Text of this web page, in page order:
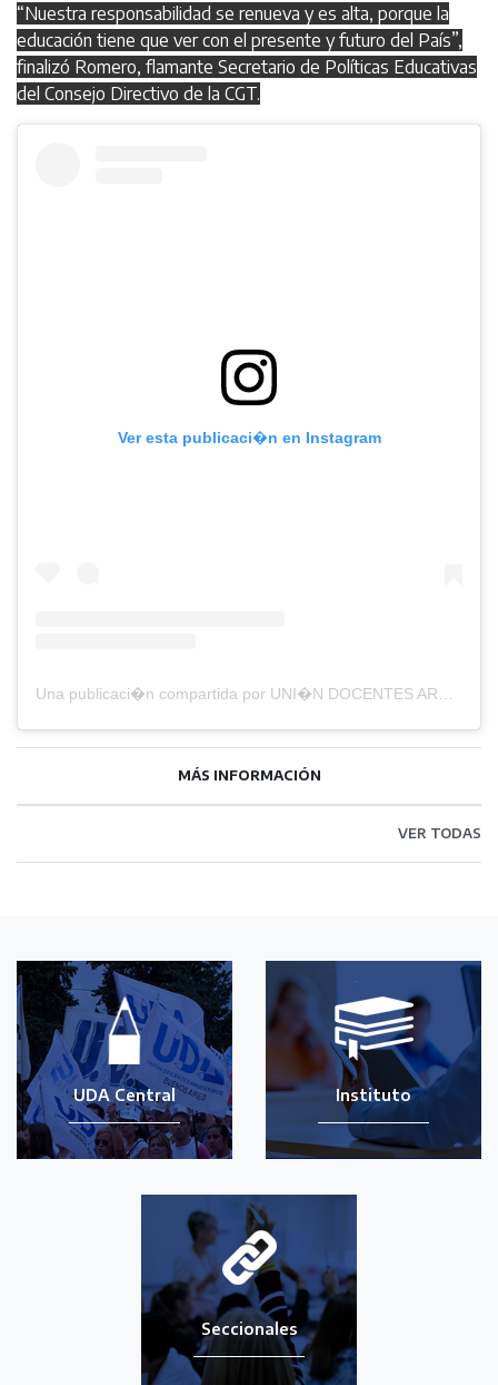
“Nuestra responsabilidad se renueva y es alta, porque la
educación tiene que ver con el presente y futuro del País”,
finalizó Romero, flamante Secretario de Políticas Educativas
del Consejo Directivo de la CGT.
Ver esta publicaci�n en Instagram
Una publicaci�n compartida por UNI�N DOCENTES ARGENTINOS (@sindicatouda)
MÁS INFORMACIÓN
VER TODAS
UDA Central Instituto
Seccionales